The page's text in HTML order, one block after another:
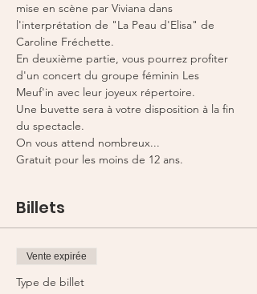
mise en scène par Viviana dans
l'interprétation de "La Peau d'Elisa" de
Caroline Fréchette.
En deuxième partie, vous pourrez profiter
d'un concert du groupe féminin Les
Meuf'in avec leur joyeux répertoire.
Une buvette sera à votre disposition à la fin
du spectacle.
On vous attend nombreux...
Gratuit pour les moins de 12 ans.
Billets
Vente expirée
Type de billet